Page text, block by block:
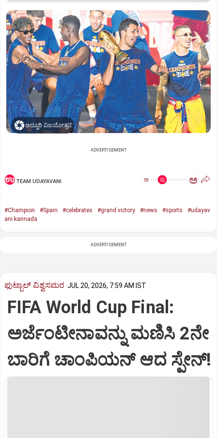
ಅದ್ಧೂರಿ ವಿಜಯೋತ್ಸವ
ADVERTISEMENT
TEAM UDAYAVANI ಅ ಅ
#Champion #Spain #celebrates #grand victory #news #sports
#udayav
ani kannada
ADVERTISEMENT
ಫುಟ್ಬಾಲ್‌ ವಿಶ್ವಸಮರ JUL 20, 2026, 7:59 AM IST
FIFA World Cup Final:
ಅರ್ಜೆಂಟೀನಾವನ್ನು ಮಣಿಸಿ 2ನೇ
ಬಾರಿಗೆ ಚಾಂಪಿಯನ್ ಆದ ಸ್ಪೇನ್!